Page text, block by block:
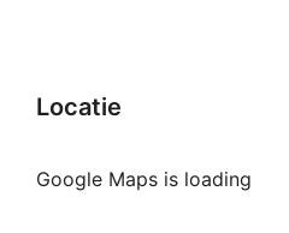
Locatie
Google Maps is loading